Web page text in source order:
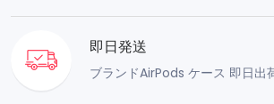
即日発送
ブランドAirPods ケース 即日出